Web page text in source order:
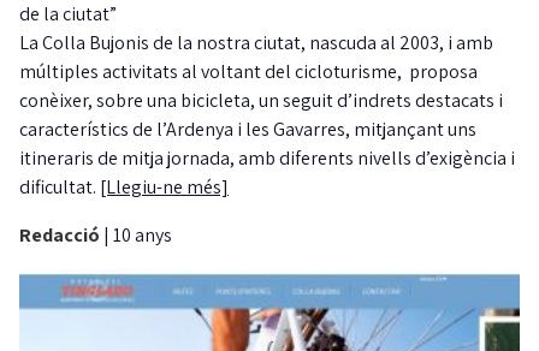
de la ciutat”
La Colla Bujonis de la nostra ciutat, nascuda al 2003, i amb
múltiples activitats al voltant del cicloturisme, proposa
conèixer, sobre una bicicleta, un seguit d’indrets destacats i
característics de l’Ardenya i les Gavarres, mitjançant uns
itineraris de mitja jornada, amb diferents nivells d’exigència i
dificultat. [Llegiu-ne més]
Redacció | 10 anys